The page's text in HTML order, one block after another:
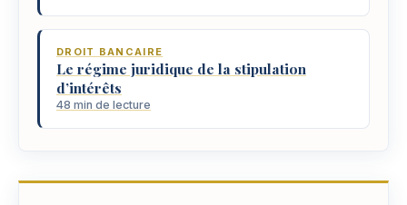
DROIT BANCAIRE
Le régime juridique de la stipulation
d’intérêts
48 min de lecture